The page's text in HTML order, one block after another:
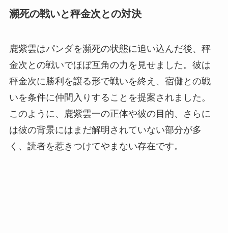
瀕死の戦いと秤金次との対決
鹿紫雲はパンダを瀕死の状態に追い込んだ後、秤
金次との戦いでほぼ互角の力を見せました。彼は
秤金次に勝利を譲る形で戦いを終え、宿儺との戦
いを条件に仲間入りすることを提案されました。
このように、鹿紫雲一の正体や彼の目的、さらに
は彼の背景にはまだ解明されていない部分が多
く、読者を惹きつけてやまない存在です。